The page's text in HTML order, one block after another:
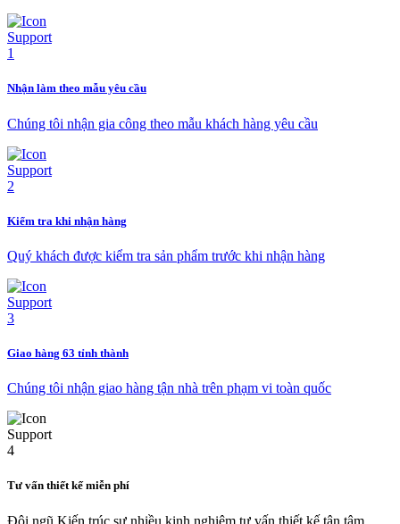
Nhận làm theo mẫu yêu cầu
Chúng tôi nhận gia công theo mẫu khách hàng yêu cầu
Kiểm tra khi nhận hàng
Quý khách được kiểm tra sản phẩm trước khi nhận hàng
Giao hàng 63 tỉnh thành
Chúng tôi nhận giao hàng tận nhà trên phạm vi toàn quốc
Tư vấn thiết kế miễn phí
Đội ngũ Kiến trúc sư nhiều kinh nghiệm tư vấn thiết kế tận tâm